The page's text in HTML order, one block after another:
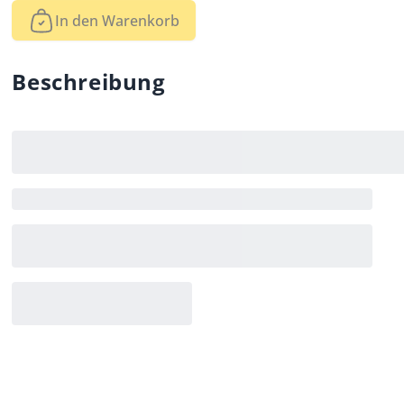
In den Warenkorb
Beschreibung